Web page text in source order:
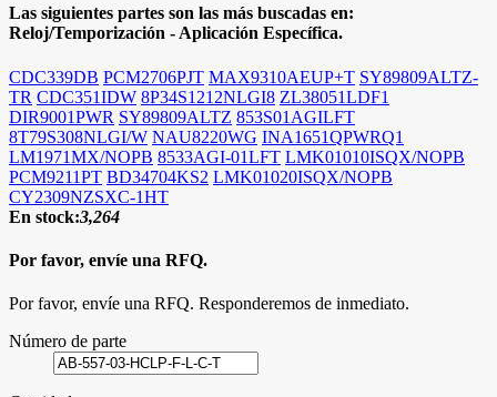
Las siguientes partes son las más buscadas en:
Reloj/Temporización - Aplicación Específica.
CDC339DB PCM2706PJT MAX9310AEUP+T SY89809ALTZ-
TR CDC351IDW 8P34S1212NLGI8 ZL38051LDF1
DIR9001PWR SY89809ALTZ 853S01AGILFT
8T79S308NLGI/W NAU8220WG INA1651QPWRQ1
LM1971MX/NOPB 8533AGI-01LFT LMK01010ISQX/NOPB
PCM9211PT BD34704KS2 LMK01020ISQX/NOPB
CY2309NZSXC-1HT
En stock:3,264
Por favor, envíe una RFQ.
Por favor, envíe una RFQ. Responderemos de inmediato.
Número de parte